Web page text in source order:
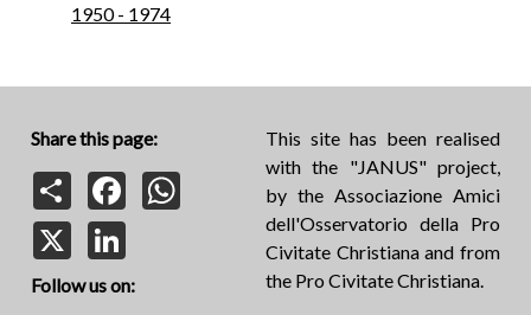
1950 - 1974
Share this page:
Share
Facebook
Follow us on:
This site has been realised
with the "JANUS" project,
by the Associazione Amici
dell'Osservatorio della Pro
Civitate Christiana and from
the Pro Civitate Christiana.